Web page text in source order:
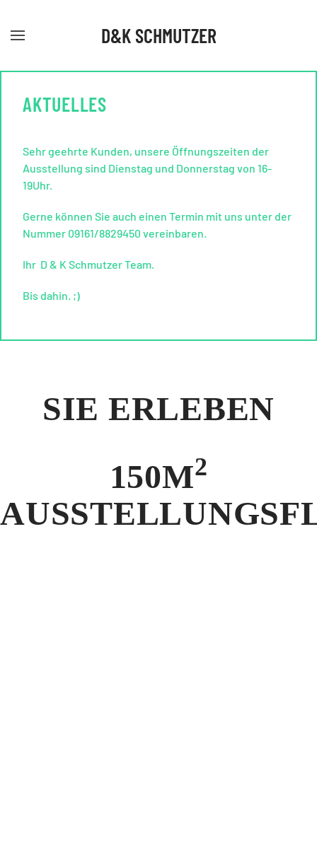
main
D&K SCHMUTZER
AKTUELLES
Sehr geehrte Kunden, unsere Öffnungszeiten der
Ausstellung sind Dienstag und Donnerstag von 16-
19Uhr.
Gerne können Sie auch einen Termin mit uns unter der
Nummer 09161/8829450 vereinbaren.
Ihr D & K Schmutzer Team.
Bis dahin. ;)
SIE ERLEBEN
150M2